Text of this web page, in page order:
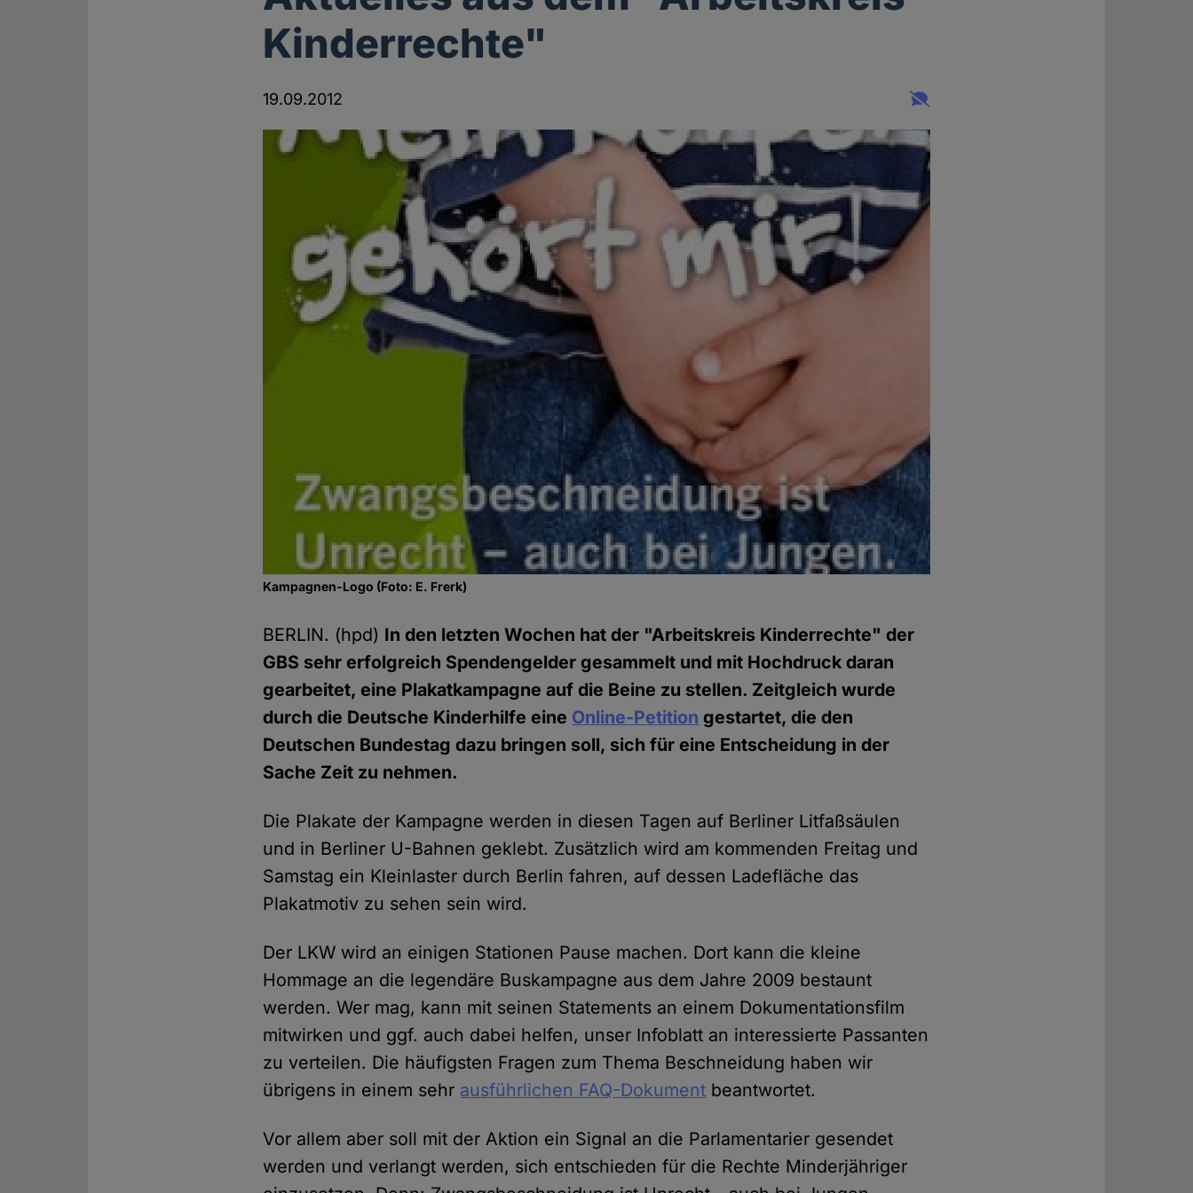
Kinderrechte"
19.09.2012
Kampagnen-Logo (Foto: E. Frerk)
BERLIN. (hpd) In den letzten Wochen hat der "Arbeitskreis Kinderrechte" der
GBS sehr erfolgreich Spendengelder gesammelt und mit Hochdruck daran
gearbeitet, eine Plakatkampagne auf die Beine zu stellen. Zeitgleich wurde
durch die Deutsche Kinderhilfe eine Online-Petition gestartet, die den
Deutschen Bundestag dazu bringen soll, sich für eine Entscheidung in der
Sache Zeit zu nehmen.
Die Plakate der Kampagne werden in diesen Tagen auf Berliner Litfaßsäulen
und in Berliner U-Bahnen geklebt. Zusätzlich wird am kommenden Freitag und
Samstag ein Kleinlaster durch Berlin fahren, auf dessen Ladefläche das
Plakatmotiv zu sehen sein wird.
Der LKW wird an einigen Stationen Pause machen. Dort kann die kleine
Hommage an die legendäre Buskampagne aus dem Jahre 2009 bestaunt
werden. Wer mag, kann mit seinen Statements an einem Dokumentationsfilm
mitwirken und ggf. auch dabei helfen, unser Infoblatt an interessierte Passanten
zu verteilen. Die häufigsten Fragen zum Thema Beschneidung haben wir
übrigens in einem sehr ausführlichen FAQ-Dokument beantwortet.
Vor allem aber soll mit der Aktion ein Signal an die Parlamentarier gesendet
werden und verlangt werden, sich entschieden für die Rechte Minderjähriger